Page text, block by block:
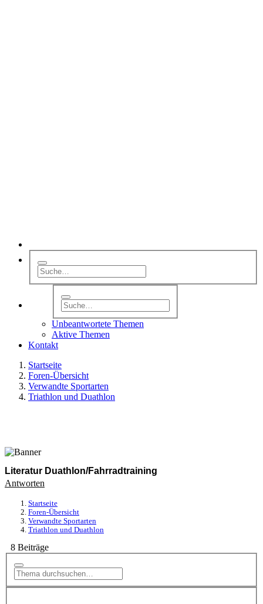
Unbeantwortete Themen
Aktive Themen
Kontakt
Startseite
Foren-Übersicht
Verwandte Sportarten
Triathlon und Duathlon
Literatur Duathlon/Fahrradtraining
Antworten
Startseite
Foren-Übersicht
Verwandte Sportarten
Triathlon und Duathlon
8 Beiträge